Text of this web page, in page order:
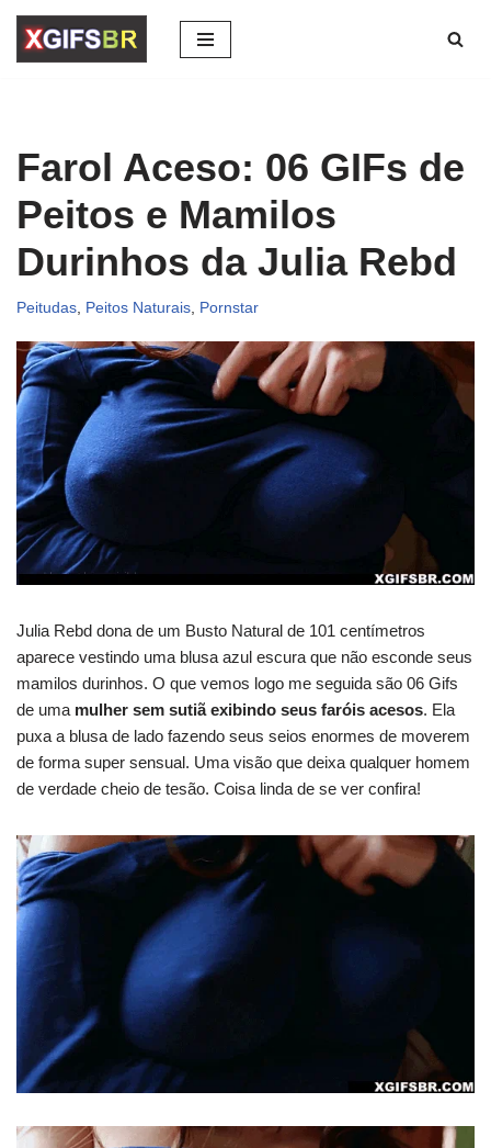
Pular
Farol Aceso: 06 GIFs de
Peitos e Mamilos
Durinhos da Julia Rebd
Peitudas, Peitos Naturais, Pornstar
Julia Rebd dona de um Busto Natural de 101 centímetros
aparece vestindo uma blusa azul escura que não esconde seus
mamilos durinhos. O que vemos logo me seguida são 06 Gifs
de uma mulher sem sutiã exibindo seus faróis acesos. Ela
puxa a blusa de lado fazendo seus seios enormes de moverem
de forma super sensual. Uma visão que deixa qualquer homem
de verdade cheio de tesão. Coisa linda de se ver confira!